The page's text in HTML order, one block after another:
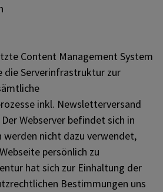
Content Management System
die Serverinfrastruktur zur
inkl. Newsletterversand
Webserver befindet sich in
werden nicht dazu verwendet,
persönlich zu
hat sich zur Einhaltung der
Bestimmungen uns